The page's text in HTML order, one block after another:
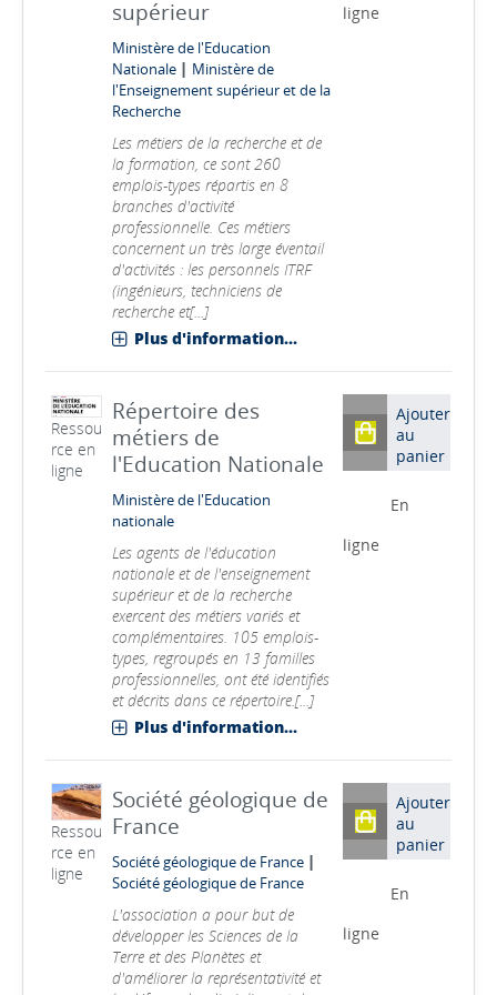
supérieur
Ministère de l'Education
Nationale | Ministère de
l'Enseignement supérieur et de la
Recherche
Les métiers de la recherche et de
la formation, ce sont 260
emplois-types répartis en 8
branches d'activité
professionnelle. Ces métiers
concernent un très large éventail
d'activités : les personnels ITRF
(ingénieurs, techniciens de
recherche et[...]
Plus d'information...
ligne
Ressou
rce en
ligne
Répertoire des
métiers de
l'Education Nationale
Ministère de l'Education
nationale
Les agents de l'éducation
nationale et de l'enseignement
supérieur et de la recherche
exercent des métiers variés et
complémentaires. 105 emplois-
types, regroupés en 13 familles
professionnelles, ont été identifiés
et décrits dans ce répertoire.[...]
Plus d'information...
Ajouter
au
panier
En
ligne
Ressou
rce en
ligne
Société géologique de
France
Société géologique de France |
Société géologique de France
L'association a pour but de
développer les Sciences de la
Terre et des Planètes et
d'améliorer la représentativité et
Ajouter
au
panier
En
ligne